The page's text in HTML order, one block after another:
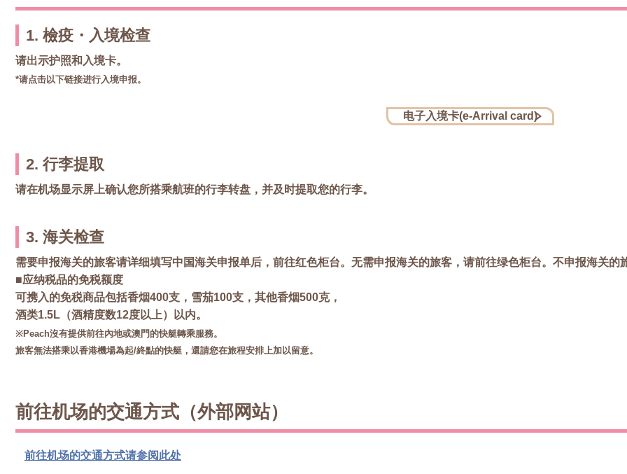
1. 檢疫・入境检查
请出示护照和入境卡。
*请点击以下链接进行入境申报。
电子入境卡(e-Arrival card)
2. 行李提取
请在机场显示屏上确认您所搭乘航班的行李转盘，并及时提取您的行李。
3. 海关检查
需要申报海关的旅客请详细填写中国海关申报单后，前往红色柜台。无需申报海关的旅客，请前往绿色柜台。不申报海关的
■应纳税品的免税额度
可携入的免税商品包括香烟400支，雪茄100支，其他香烟500克，
酒类1.5L（酒精度数12度以上）以内。
※Peach沒有提供前往內地或澳門的快艇轉乘服務。
旅客無法搭乘以香港機場為起/終點的快艇，還請您在旅程安排上加以留意。
前往机场的交通方式（外部网站）
前往机场的交通方式请参阅此处